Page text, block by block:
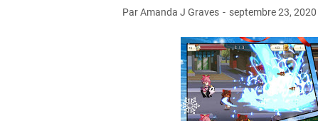
Par Amanda J Graves septembre 23, 2020